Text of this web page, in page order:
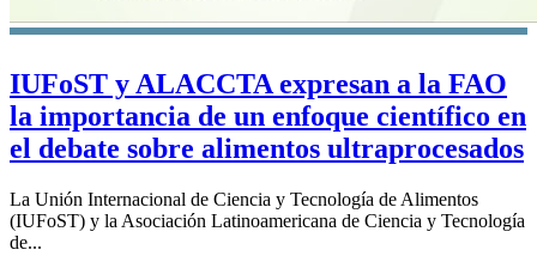
IUFoST y ALACCTA expresan a la FAO
la importancia de un enfoque científico en
el debate sobre alimentos ultraprocesados
La Unión Internacional de Ciencia y Tecnología de Alimentos
(IUFoST) y la Asociación Latinoamericana de Ciencia y Tecnología
de...